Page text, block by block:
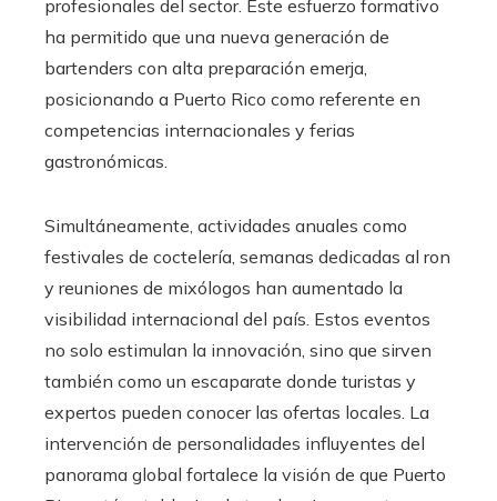
profesionales del sector. Este esfuerzo formativo
ha permitido que una nueva generación de
bartenders con alta preparación emerja,
posicionando a Puerto Rico como referente en
competencias internacionales y ferias
gastronómicas.
Simultáneamente, actividades anuales como
festivales de coctelería, semanas dedicadas al ron
y reuniones de mixólogos han aumentado la
visibilidad internacional del país. Estos eventos
no solo estimulan la innovación, sino que sirven
también como un escaparate donde turistas y
expertos pueden conocer las ofertas locales. La
intervención de personalidades influyentes del
panorama global fortalece la visión de que Puerto